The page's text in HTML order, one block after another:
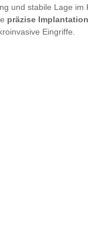
und stabile Lage
präzise Implantation
Eingriffe.